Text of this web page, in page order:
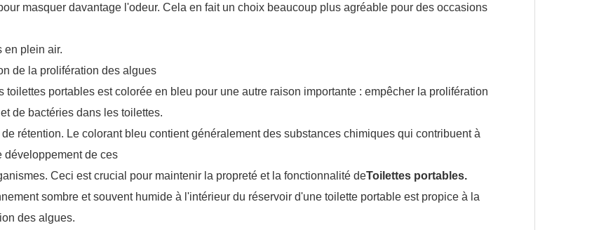
masquer davantage l'odeur. Cela en fait un choix beaucoup plus agréable pour des occasions
en plein air.
de la prolifération des algues
toilettes portables est colorée en bleu pour une autre raison importante : empêcher la prolifération
de bactéries dans les toilettes.
de rétention. Le colorant bleu contient généralement des substances chimiques qui contribuent à
développement de ces
Ceci est crucial pour maintenir la propreté et la fonctionnalité deToilettes portables.
sombre et souvent humide à l'intérieur du réservoir d'une toilette portable est propice à la
des algues.